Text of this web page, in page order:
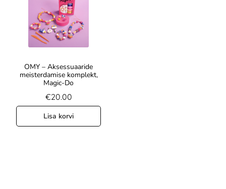
OMY – Aksessuaaride
meisterdamise komplekt,
Magic-Do
€20.00
Lisa korvi